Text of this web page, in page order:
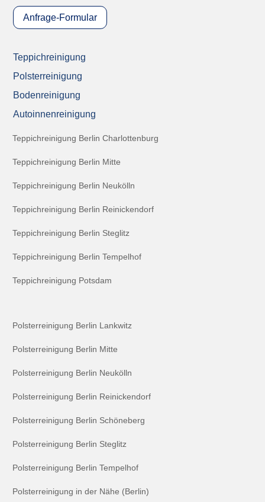
Anfrage-Formular
Teppichreinigung
Polsterreinigung
Bodenreinigung
Autoinnenreinigung
Teppichreinigung Berlin Charlottenburg
Teppichreinigung Berlin Mitte
Teppichreinigung Berlin Neukölln
Teppichreinigung Berlin Reinickendorf
Teppichreinigung Berlin Steglitz
Teppichreinigung Berlin Tempelhof
Teppichreinigung Potsdam
Polsterreinigung Berlin Lankwitz
Polsterreinigung Berlin Mitte
Polsterreinigung Berlin Neukölln
Polsterreinigung Berlin Reinickendorf
Polsterreinigung Berlin Schöneberg
Polsterreinigung Berlin Steglitz
Polsterreinigung Berlin Tempelhof
Polsterreinigung in der Nähe (Berlin)